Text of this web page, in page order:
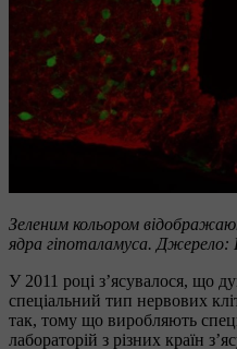
Зеленим кольором
ядра гіпоталамуса.
У 2011 році з’ясувалося, що
спеціальний тип нервових
так, тому що виробляють
лабораторій з різних країн